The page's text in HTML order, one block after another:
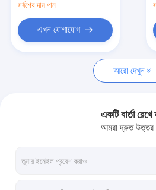
খবর
একটি উদ্ধৃতি অনুরোধ করুন
মেটাল অস্থায়ী বেড়া
সর্বশেষ দাম পান
এখন যোগাযোগ
আরো দেখুন
একটি বার্তা রেখে
আমরা দ্রুত উত্তর